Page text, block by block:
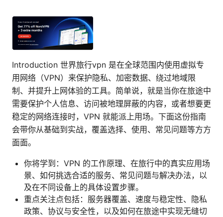
Introduction 世界旅行vpn 是在全球范围内使用虚拟专
用网络（VPN）来保护隐私、加密数据、绕过地域限
制、并提升上网体验的工具。简单说，就是当你在旅途中
需要保护个人信息、访问被地理屏蔽的内容，或者想要更
稳定的网络连接时，VPN 就能派上用场。下面这份指南
会带你从基础到实战，覆盖选择、使用、常见问题等方方
面面。
你将学到：VPN 的工作原理、在旅行中的真实应用场
景、如何挑选合适的服务、常见问题与解决办法，以
及在不同设备上的具体设置步骤。
重点关注点包括：服务器覆盖、速度与稳定性、隐私
政策、协议与安全性，以及如何在旅途中实现无缝切